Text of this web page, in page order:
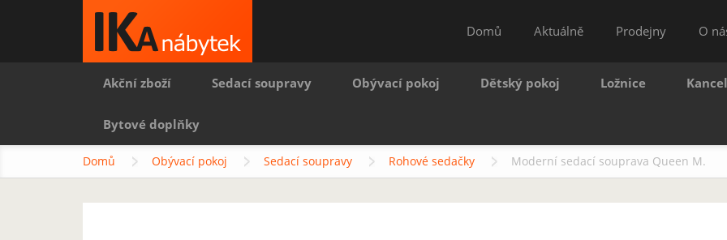
Domů Aktuálně Prodejny O
Akční zboží Sedací soupravy Obývací pokoj Dětský pokoj Ložnice
Bytové doplňky
Domů Obývací pokoj Sedací soupravy Rohové sedačky Moderní sedací souprava Queen M.